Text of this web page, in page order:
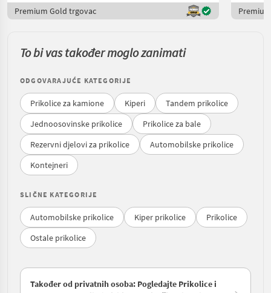
Premium Gold trgovac
To bi vas također moglo zanimati
ODGOVARAJUĆE KATEGORIJE
Prikolice za kamione Kiperi
Tandem prikolice
Jednoosovinske prikolice
Prikolice za bale
Rezervni djelovi za prikolice
Automobilske prikolice
Kontejneri
SLIČNE KATEGORIJE
Automobilske prikolice Kiper prikolice
Prikolice
Ostale prikolice
Također od privatnih osoba: Pogledajte Prikolice i